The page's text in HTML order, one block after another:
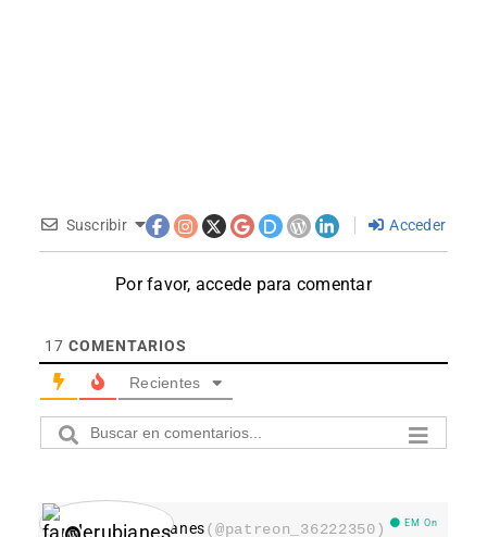
Suscribir Acceder
Por favor, accede para comentar
17 COMENTARIOS
Recientes
fanderubianes(@patreon_36222350) EM On